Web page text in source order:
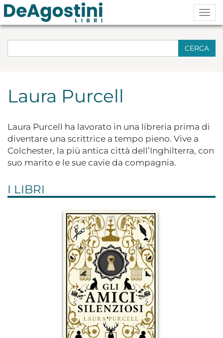
CERCA
Laura Purcell
Laura Purcell ha lavorato in una libreria prima di
diventare una scrittrice a tempo pieno. Vive a
Colchester, la più antica città dell’Inghilterra, con
suo marito e le sue cavie da compagnia.
I LIBRI